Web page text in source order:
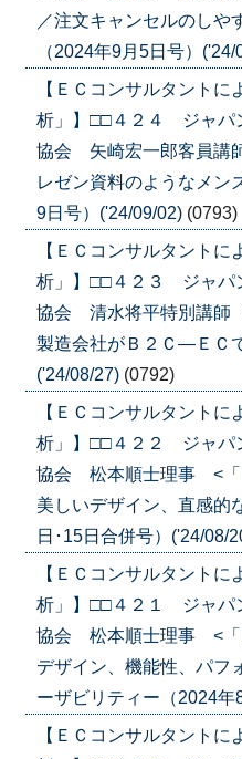
／注文キャンセルのしや
（2024年9月5日号）('24/
【ＥＣコンサルタント
析」】□□４２４ ジャパ
協会 矢崎宏一郎客員
レゼン資料のようなメン
9日号）('24/09/02) (0793)
【ＥＣコンサルタント
析」】□□４２３ ジャパ
協会 清水将平特別講師
製造会社がＢ２Ｃ―ＥＣ
('24/08/27) (0792)
【ＥＣコンサルタント
析」】□□４２２ ジャパ
協会 松本順士理事 <
美しいデザイン、直感的
日･15日合併号）('24/08/
【ＥＣコンサルタント
析」】□□４２１ ジャパ
協会 松本順士理事 <
デザイン、機能性、パフ
ーザビリティー（2024
【ＥＣコンサルタント